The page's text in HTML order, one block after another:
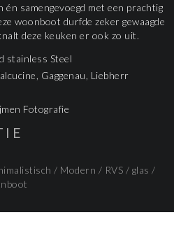
samengevoegd met een prachtig
woonboot durfde zeker gewaagde
deze keuken er ook zo uit.
stainless Steel
Gaggenau, Liebherr
Fotografie
/ Modern / RVS / glas /